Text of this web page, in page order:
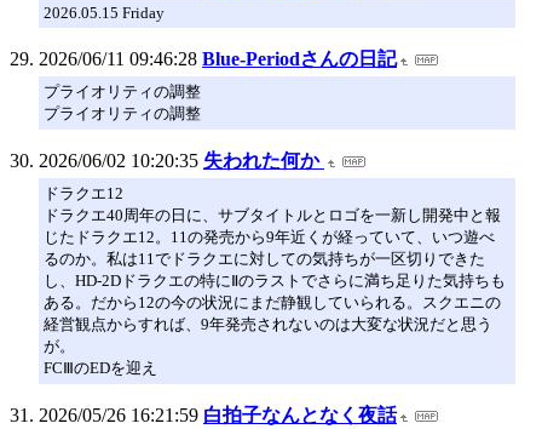
2026.05.15 Friday
2026/06/11 09:46:28 Blue-Periodさんの日記
プライオリティの調整
プライオリティの調整
2026/06/02 10:20:35 失われた何か
ドラクエ12
ドラクエ40周年の日に、サブタイトルとロゴを一新し開発中と報
じたドラクエ12。11の発売から9年近くが経っていて、いつ遊べ
るのか。私は11でドラクエに対しての気持ちが一区切りできた
し、HD-2Dドラクエの特にⅡのラストでさらに満ち足りた気持ちも
ある。だから12の今の状況にまだ静観していられる。スクエニの
経営観点からすれば、9年発売されないのは大変な状況だと思う
が。
FCⅢのEDを迎え
2026/05/26 16:21:59 白拍子なんとなく夜話